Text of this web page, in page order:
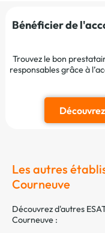
Bénéficier de
Trouvez le bon
responsables grâce à
Les autres
Courneuve
Découvrez d'autres
Courneuve :